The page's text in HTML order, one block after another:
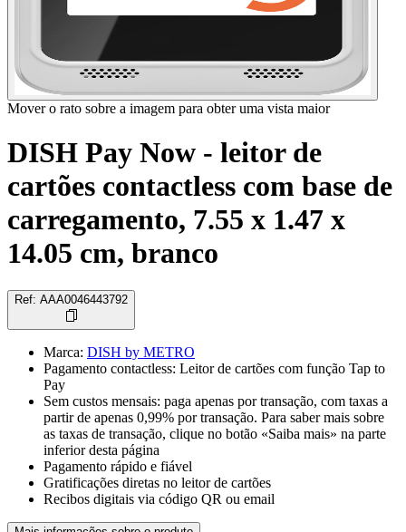
Mover o rato sobre a imagem para obter uma vista maior
DISH Pay Now - leitor de
cartões contactless com base de
carregamento, 7.55 x 1.47 x
14.05 cm, branco
Ref: AAA0046443792
Marca: DISH by METRO
Pagamento contactless: Leitor de cartões com função Tap to
Pay
Sem custos mensais: paga apenas por transação, com taxas a
partir de apenas 0,99% por transação. Para saber mais sobre
as taxas de transação, clique no botão «Saiba mais» na parte
inferior desta página
Pagamento rápido e fiável
Gratificações diretas no leitor de cartões
Recibos digitais via código QR ou email